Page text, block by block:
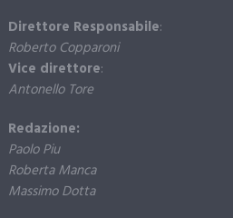
Direttore Responsabile:
Roberto Copparoni
Vice direttore:
Antonello Tore
Redazione:
Paolo Piu
Roberta Manca
Massimo Dotta